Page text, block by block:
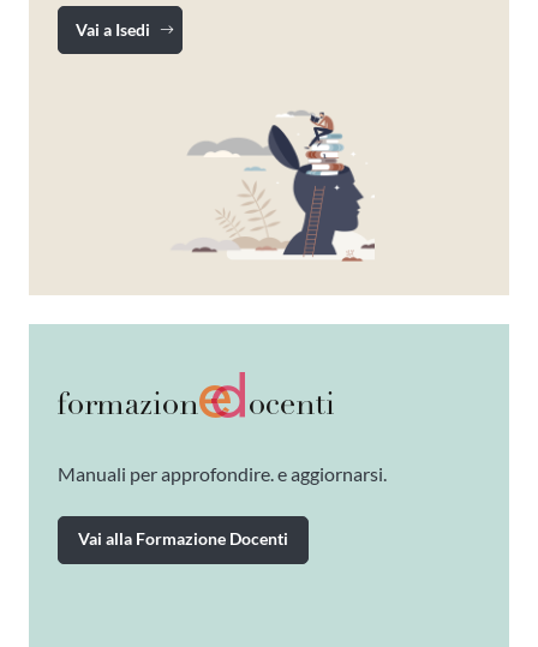
Vai a Isedi
Manuali per approfondire. e aggiornarsi.
Vai alla Formazione Docenti